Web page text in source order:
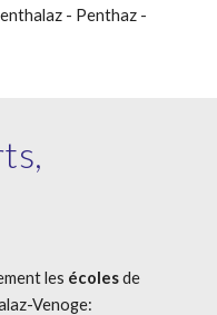
- Penthaz -
les écolesde
Venoge: